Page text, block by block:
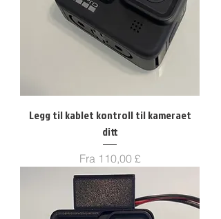
Legg til kablet kontroll til kameraet
ditt
Fra 110,00 £
Salgspris